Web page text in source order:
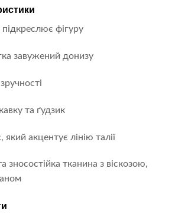
фігуру
завужений донизу
та ґудзик
акцентує лінію талії
зносостійка тканина з віскозою,